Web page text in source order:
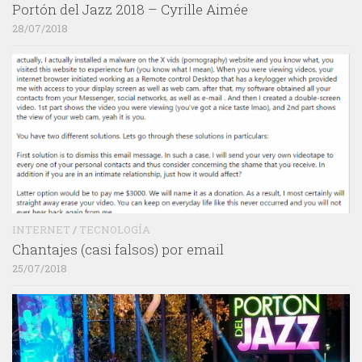
Portón del Jazz 2018 – Cyrille Aimée
28/07/2018
INTERNET / TECNOLOGÍA
Chantajes (casi falsos) por email
25/07/2018